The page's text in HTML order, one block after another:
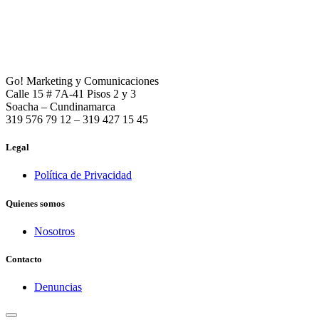
Go! Marketing y Comunicaciones
Calle 15 # 7A-41 Pisos 2 y 3
Soacha – Cundinamarca
319 576 79 12 – 319 427 15 45
Legal
Política de Privacidad
Quienes somos
Nosotros
Contacto
Denuncias